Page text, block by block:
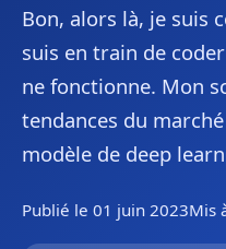
Bon, alors là, je suis
suis en train de
ne fonctionne. Mon
tendances du
modèle de deep
Publié le 01 juin 2023Mis